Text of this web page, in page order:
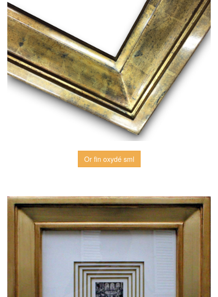
Or fin oxydé sml